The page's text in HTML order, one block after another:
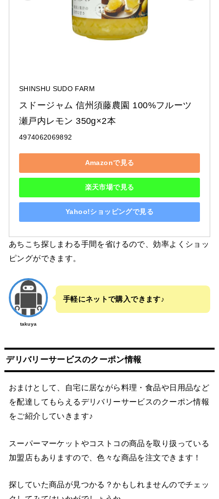
SHINSHU SUDO FARM
スドージャム 信州須藤農園 100%フルーツ
瀬戸内レモン 350g×2本
4974062069892
Amazonで見る
楽天市場で見る
Yahoo!ショッピングで見る
あちこち探しまわる手間を省けるので、効率よくショッ
ピングができます。
takuya
手軽にネットで購入できます♪
デリバリーサービスのクーポン情報
おまけとして、自宅に居ながら料理・食品や日用品など
を配達してもらえるデリバリーサービスのクーポン情報
をご紹介していきます♪
スーパーマーケットやコストコの商品を取り扱っている
加盟店もありますので、色々な商品を注文できます！
探していた商品が見つかる？かもしれませんのでチェッ